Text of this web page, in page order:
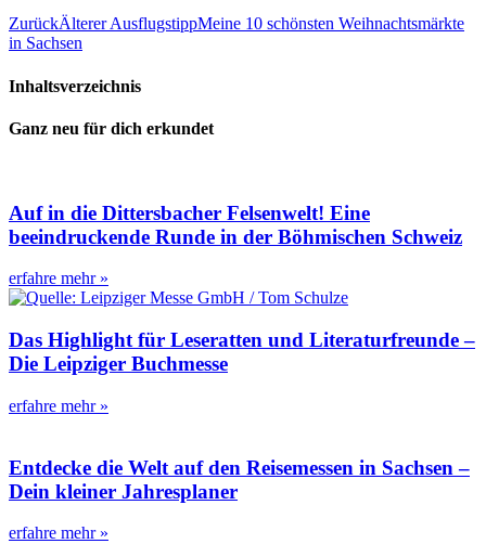
ZurückÄlterer AusflugstippMeine 10 schönsten Weihnachtsmärkte
in Sachsen
Inhaltsverzeichnis
Ganz neu für dich erkundet
Auf in die Dittersbacher Felsenwelt! Eine
beeindruckende Runde in der Böhmischen Schweiz
erfahre mehr »
Das Highlight für Leseratten und Literaturfreunde –
Die Leipziger Buchmesse
erfahre mehr »
Entdecke die Welt auf den Reisemessen in Sachsen –
Dein kleiner Jahresplaner
erfahre mehr »